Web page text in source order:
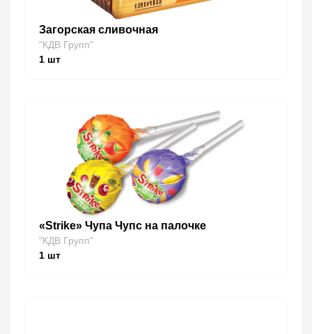
Загорская сливочная
"КДВ Групп"
1 шт
«Strike» Чупа Чупс на палочке
"КДВ Групп"
1 шт